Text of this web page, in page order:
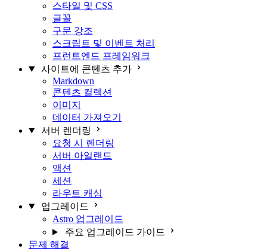
스타일 및 CSS
글꼴
구문 강조
스크립트 및 이벤트 처리
프런트엔드 프레임워크
사이트에 콘텐츠 추가
Markdown
콘텐츠 컬렉션
이미지
데이터 가져오기
서버 렌더링
요청 시 렌더링
서버 아일랜드
액션
세션
라우트 캐싱
업그레이드
Astro 업그레이드
주요 업그레이드 가이드
문제 해결